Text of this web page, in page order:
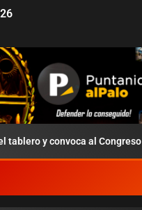
al Congreso para